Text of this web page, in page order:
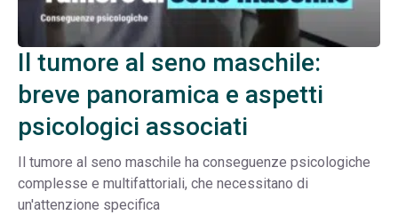
Il tumore al seno maschile:
breve panoramica e aspetti
psicologici associati
Il tumore al seno maschile ha conseguenze psicologiche
complesse e multifattoriali, che necessitano di
un'attenzione specifica